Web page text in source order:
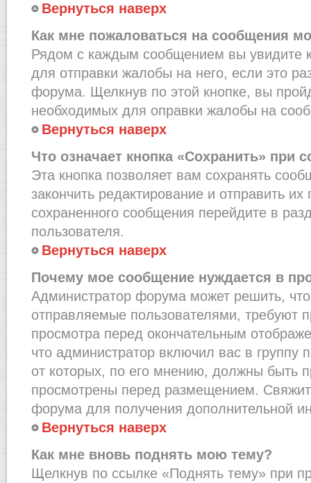
Вернуться наверх
Как мне пожаловаться на сообщения
Рядом с каждым сообщением вы увидите
для отправки жалобы на него, если это
форума. Щелкнув по этой кнопке, вы
необходимых для оправки жалобы на
Вернуться наверх
Что означает кнопка «Сохранить» при
Эта кнопка позволяет вам сохранять
закончить редактирование и отправить их
сохраненного сообщения перейдите в
пользователя.
Вернуться наверх
Почему мое сообщение нуждается в
Администратор форума может решить,
отправляемые пользователями, требуют
просмотра перед окончательным
что администратор включил вас в группу
от которых, по его мнению, должны быть
просмотрены перед размещением.
форума для получения дополнительной
Вернуться наверх
Как мне вновь поднять мою тему?
Щелкнув по ссылке «Поднять тему» при